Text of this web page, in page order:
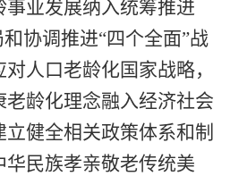
事业发展纳入统筹推进
协调推进“四个全面”战
人口老龄化国家战略，
龄化理念融入经济社会
健全相关政策体系和制
民族孝亲敬老传统美